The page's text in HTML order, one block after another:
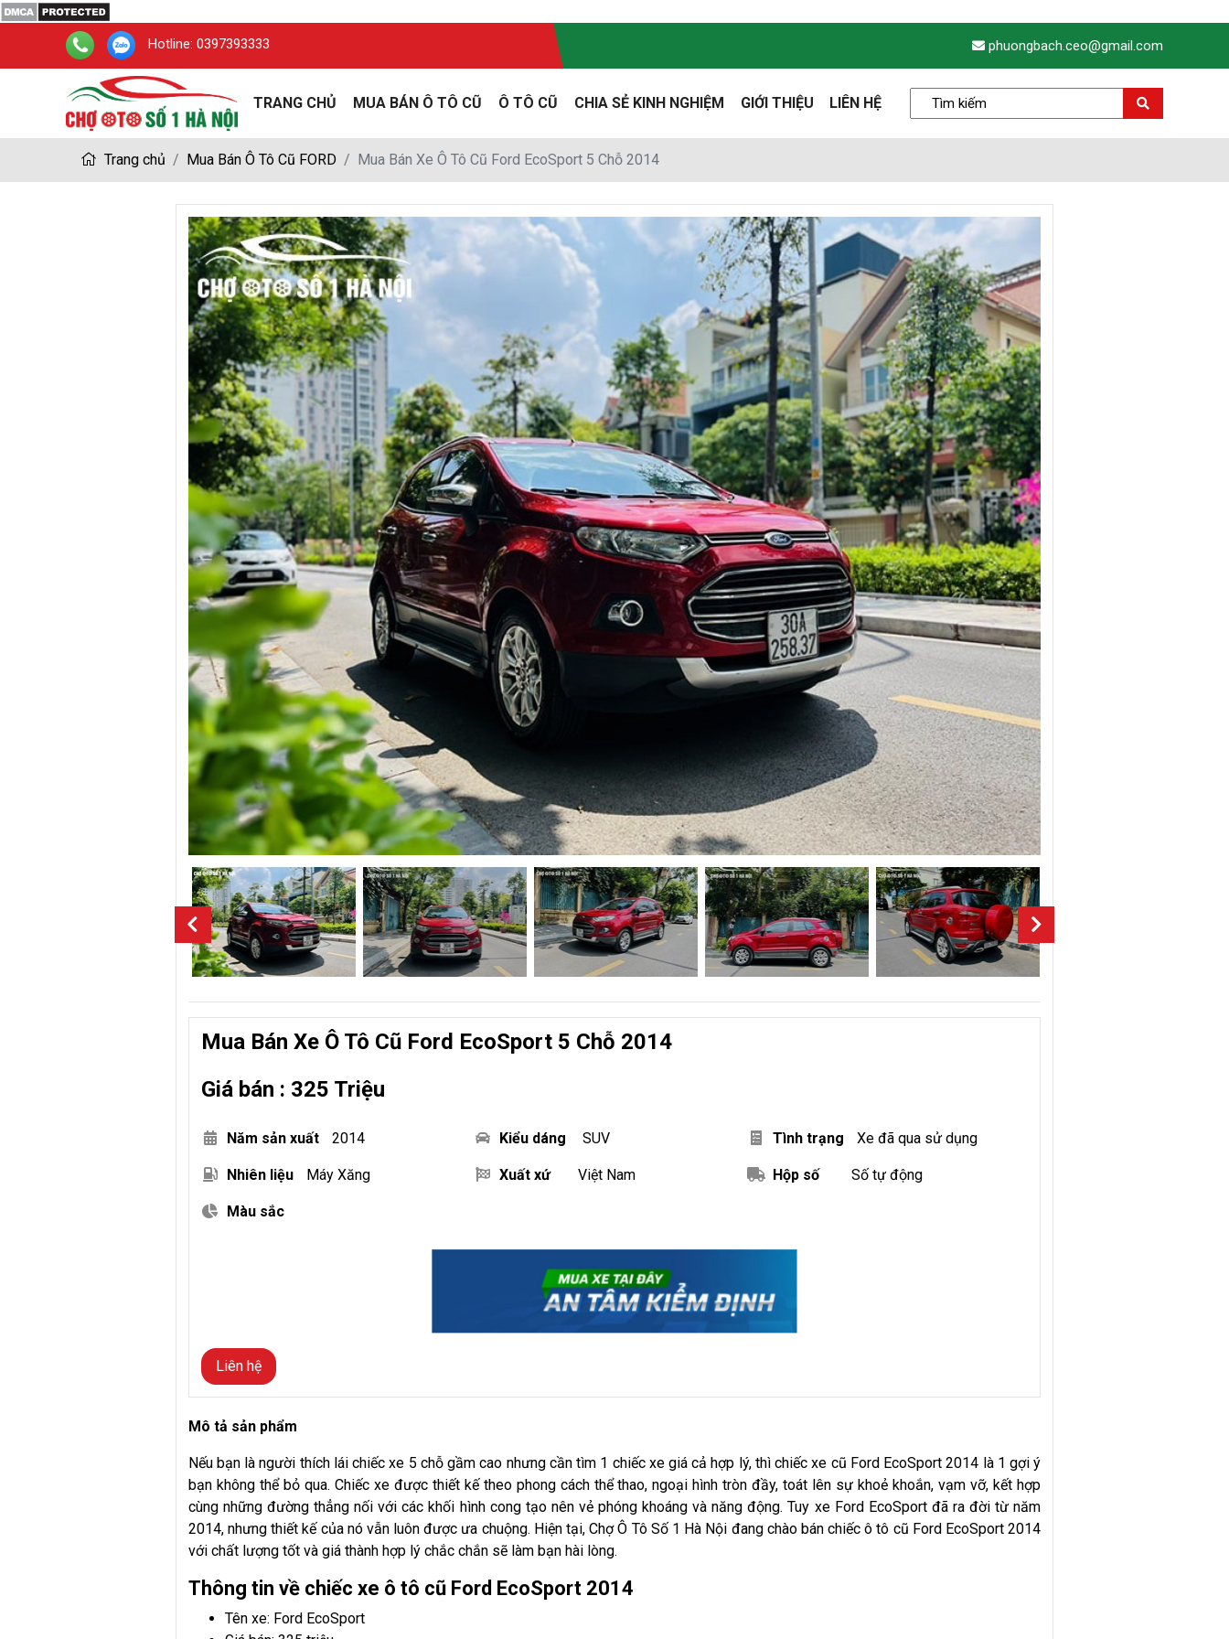
Hotline: 0397393333 phuongbach.ceo@gmail.com
TRANG CHỦ MUA BÁN Ô TÔ CŨ Ô TÔ CŨ CHIA SẺ KINH NGHIỆM GIỚI THIỆU LIÊN HỆ
Trang chủ Mua Bán Ô Tô Cũ FORD Mua Bán Xe Ô Tô Cũ Ford EcoSport 5 Chỗ 2014
Mua Bán Xe Ô Tô Cũ Ford EcoSport 5 Chỗ 2014
Giá bán : 325 Triệu
Năm sản xuất 2014 Kiểu dáng SUV Tình trạng Xe đã qua sử dụng
Nhiên liệu Máy Xăng Xuất xứ Việt Nam Hộp số Số tự động
Màu sắc
Liên hệ
Mô tả sản phẩm
Nếu bạn là người thích lái chiếc xe 5 chỗ gầm cao nhưng cần tìm 1 chiếc xe giá cả hợp lý, thì chiếc xe cũ Ford EcoSport 2014 là 1 gợi ý
bạn không thể bỏ qua. Chiếc xe được thiết kế theo phong cách thể thao, ngoại hình tròn đầy, toát lên sự khoẻ khoắn, vạm vỡ, kết hợp
cùng những đường thẳng nối với các khối hình cong tạo nên vẻ phóng khoáng và năng động. Tuy xe Ford EcoSport đã ra đời từ năm
2014, nhưng thiết kế của nó vẫn luôn được ưa chuộng. Hiện tại, Chợ Ô Tô Số 1 Hà Nội đang chào bán chiếc ô tô cũ Ford EcoSport 2014
với chất lượng tốt và giá thành hợp lý chắc chắn sẽ làm bạn hài lòng.
Thông tin về chiếc xe ô tô cũ Ford EcoSport 2014
Tên xe: Ford EcoSport